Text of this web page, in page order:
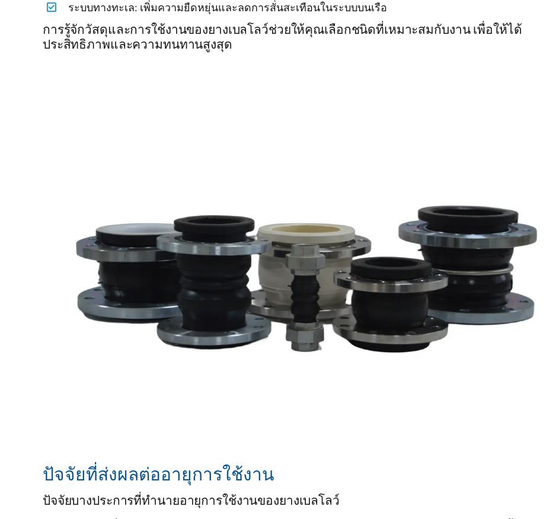
ระบบทางทะเล: เพิ่มความยืดหยุ่นและลดการสั่นสะเทือนในระบบบนเรือ
การรู้จักวัสดุและการใช้งานของยางเบลโลว์ช่วยให้คุณเลือกชนิดที่เหมาะสมกับงาน เพื่อให้ได้
ประสิทธิภาพและความทนทานสูงสุด
ปัจจัยที่ส่งผลต่ออายุการใช้งาน
ปัจจัยบางประการที่ทำนายอายุการใช้งานของยางเบลโลว์